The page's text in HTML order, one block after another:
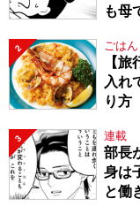
も母
2 ごは
【
入れ
り方
3 連載
部長
身は
と働